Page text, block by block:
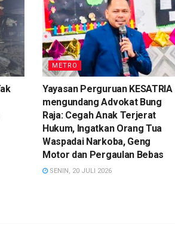
METRO
Yayasan Perguruan KESATRIA
mengundang Advokat Bung
Raja: Cegah Anak Terjerat
Hukum, Ingatkan Orang Tua
Waspadai Narkoba, Geng
Motor dan Pergaulan Bebas
SENIN, 20 JULI 2026